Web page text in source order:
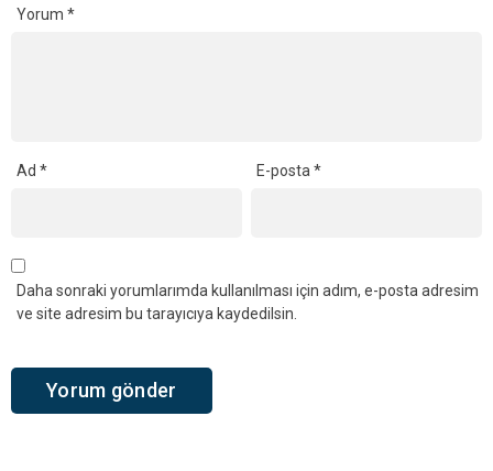
Yorum *
Ad * E-posta*
Daha sonraki yorumlarımda kullanılması için adım, e-posta adresim
ve site adresim bu tarayıcıya kaydedilsin.